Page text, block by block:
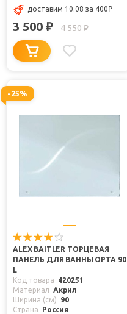
доставим 10.08 за 400₽
3 500 ₽ 4 550₽
-25%
ALEX BAITLER ТОРЦЕВАЯ
ПАНЕЛЬ ДЛЯ ВАННЫ ОРТА 90
L
Код товара
420251
Материал
Акрил
Ширина (см)
90
Страна
Россия